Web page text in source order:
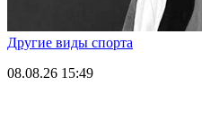
Другие виды спорта
08.08.26 15:49